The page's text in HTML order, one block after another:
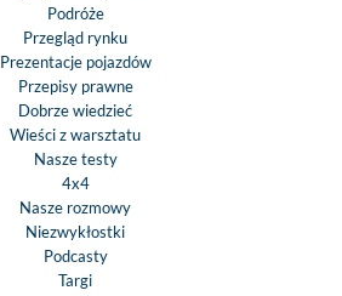
Podróże
Przegląd rynku
Prezentacje pojazdów
Przepisy prawne
Dobrze wiedzieć
Wieści z warsztatu
Nasze testy
4x4
Nasze rozmowy
Niezwykłostki
Podcasty
Targi